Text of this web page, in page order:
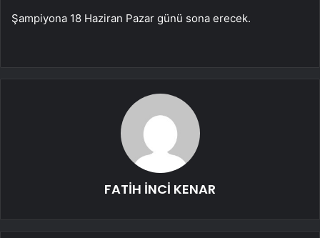
Şampiyona 18 Haziran Pazar günü sona erecek.
FATİH İNCİ KENAR